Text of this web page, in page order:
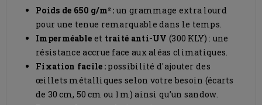
Poids de 650 g/m² : un grammage extra lourd
pour une tenue remarquable dans le temps.
Imperméable et traité anti-UV (300 KLY) : une
résistance accrue face aux aléas climatiques.
Fixation facile : possibilité d'ajouter des
œillets métalliques selon votre besoin (écarts
de 30 cm, 50 cm ou 1 m) ainsi qu’un sandow.